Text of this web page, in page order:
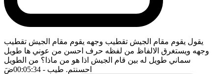
يقول يقوم مقام الجيش تقطيب وجهه يقوم مقام الجيش تقطيب
وجهه ويستغرق الالفاظ من لفظه حرف احسن من عوني ها طويل
سماني طويل له بين قام الجيش اذا هو من ماذا؟ من الطويل
احسنتم. طيب - 00:05:34 ضَ